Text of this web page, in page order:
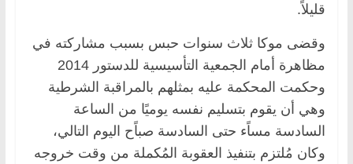
قليلاً.
وقضى موكا ثلاث سنوات حبس بسبب مشاركته في
مظاهرة أمام الجمعية التأسيسية للدستور 2014
وحكمت المحكمة عليه بمثلهم بالمراقبة الشرطية
وهي أن يقوم بتسليم نفسه يوميًا من الساعة
السادسة مساًء حتى السادسة صباًح اليوم التالي،
وكان مُلتزم بتنفيذ العقوبة المُكملة من وقت خروجه